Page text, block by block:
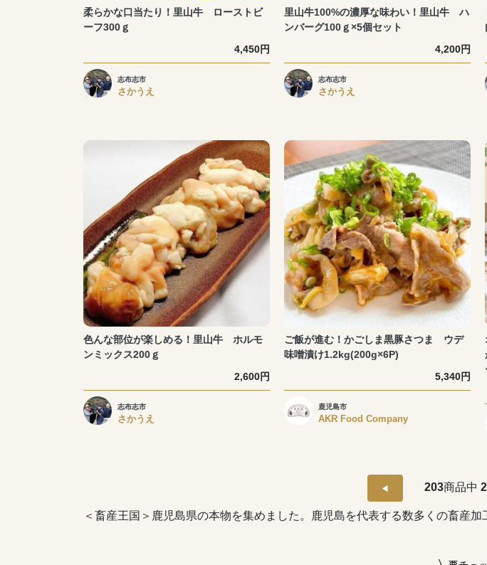
柔らかな口当たり！里山牛 ローストビ
ーフ300ｇ
4,450円
志布志市
さかうえ
里山牛100%の濃厚な味わい！里山牛 ハ
ンバーグ100ｇ×5個セット
4,200円
志布志市
さかうえ
色んな部位が楽しめる！里山牛 ホルモ
ンミックス200ｇ
2,600円
志布志市
さかうえ
ご飯が進む！かごしま黒豚さつま ウデ
味噌漬け1.2kg(200g×6P)
5,340円
鹿児島市
AKR Food Company
203商品中
＜畜産王国＞鹿児島県の本物を集めました。鹿児島を代表する数多くの畜産加